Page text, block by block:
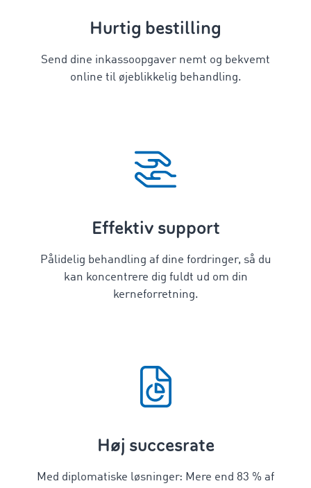
Hurtig bestilling
Send dine inkassoopgaver nemt og bekvemt
online til øjeblikkelig behandling.
Effektiv support
Pålidelig behandling af dine fordringer, så du
kan koncentrere dig fuldt ud om din
kerneforretning.
Høj succesrate
Med diplomatiske løsninger: Mere end 83 % af